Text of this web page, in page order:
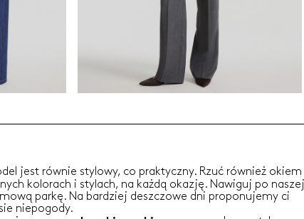
jest równie stylowy, co praktyczny. Rzuć również okiem
kolorach i stylach, na każdą okazję. Nawiguj po naszej
parkę. Na bardziej deszczowe dni proponujemy ci
niepogody.